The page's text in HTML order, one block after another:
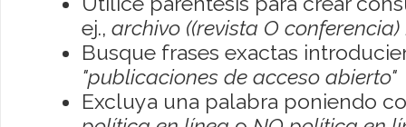
ej., archivo ((revista O conferencia)
Busque frases exactas
"publicaciones de acceso abierto"
Excluya una palabra poniendo